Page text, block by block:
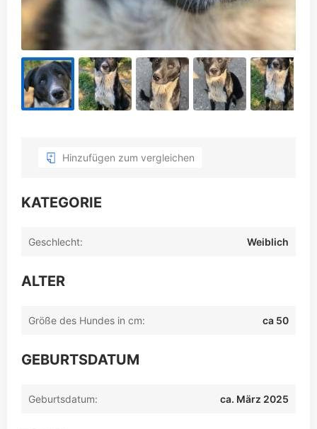
Hinzufügen zum vergleichen
KATEGORIE
Geschlecht: Weiblich
ALTER
Größe des Hundes in cm: ca 50
GEBURTSDATUM
Geburtsdatum: ca. März 2025